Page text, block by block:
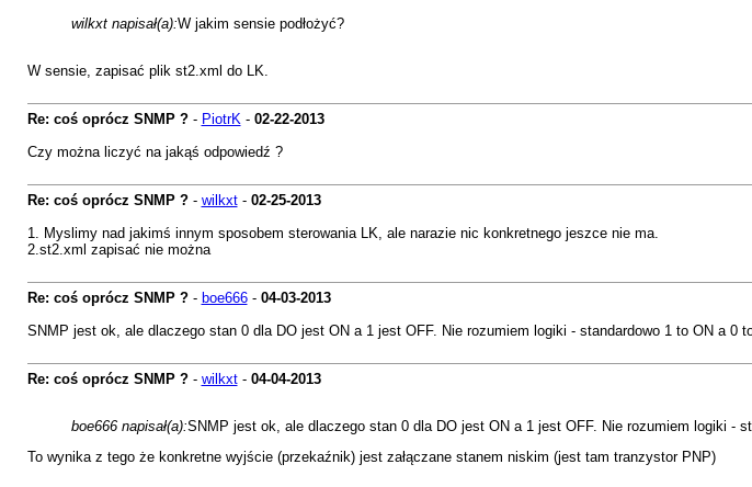
wilkxt napisał(a):W jakim sensie podłożyć?
W sensie, zapisać plik st2.xml do LK.
Re: coś oprócz SNMP ?- PiotrK- 02-22-2013
Czy można liczyć na jakąś odpowiedź ?
Re: coś oprócz SNMP ?- wilkxt- 02-25-2013
1. Myslimy nad jakimś innym sposobem sterowania LK, ale narazie nic konkretnego jeszce nie ma.
2.st2.xml zapisać nie można
Re: coś oprócz SNMP ?- boe666- 04-03-2013
SNMP jest ok, ale dlaczego stan 0 dla DO jest ON a 1 jest OFF. Nie rozumiem logiki - standardowo 1 to ON a 0
Re: coś oprócz SNMP ?- wilkxt- 04-04-2013
boe666 napisał(a):SNMP jest ok, ale dlaczego stan 0 dla DO jest ON a 1 jest OFF. Nie rozumiem logiki -
To wynika z tego że konkretne wyjście (przekaźnik) jest załączane stanem niskim (jest tam tranzystor PNP)